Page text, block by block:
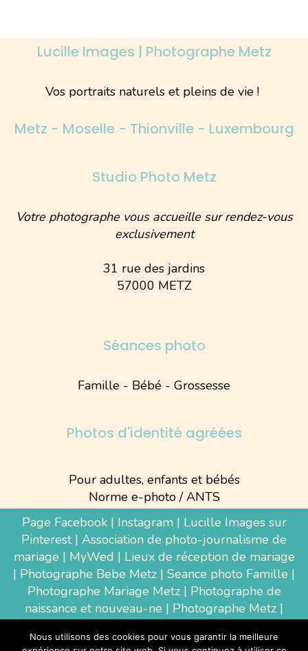
Lucille Images | Photographe Metz
Vos portraits naturels et pleins de vie !
Metz - Moselle - Thionville - Luxembourg
Studio Photo Metz
Votre photographe vous accueille sur rendez-vous
exclusivement
31 rue des jardins
57000 METZ
Séances photo
Famille - Bébé - Grossesse
Photos d'identité agréées
Pour adultes, enfants et bébés
Norme e-photo / ANTS
Page Facebook| Instagram| Lucille Images sur
Pinterest| Association de photo-journalisme de
mariage | MyWed | Lieux de réception de mariage
| Photographe Bebe Metz | Seance photo Famille |
Photographe Mariage Metz| Photographe de
naissance et nouveau-ne | Photographe Metz |
Luxembourg|Photographe Thionville|
Nous utilisons des cookies pour vous garantir la meilleure